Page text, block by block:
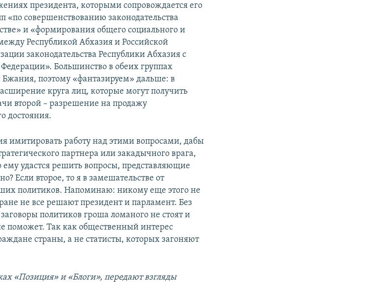
президента, которыми сопровождается его
«по совершенствованию законодательства
и «формирования общего социального и
Республикой Абхазия и Российской
законодательства Республики Абхазия с
Большинство в обеих группах
поэтому «фантазируем» дальше: в
круга лиц, которые могут получить
второй – разрешение на продажу
достояния.
имитировать работу над этими вопросами, дабы
партнера или закадычного врага,
ему удастся решить вопросы, представляющие
Если второе, то я в замешательстве от
политиков. Напоминаю: никому еще этого не
не все решают президент и парламент. Без
политиков гроша ломаного не стоят и
поможет. Так как общественный интерес
страны, а не статисты, которых загоняют
«Позиция» и «Блоги», передают взгляды